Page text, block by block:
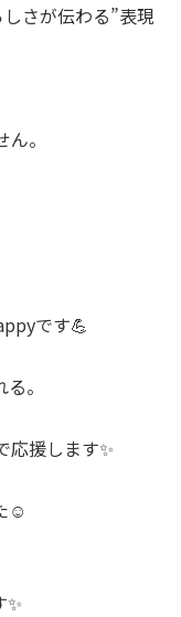
さが伝わる”表現
。
です💪
。
応援します✨
☺️